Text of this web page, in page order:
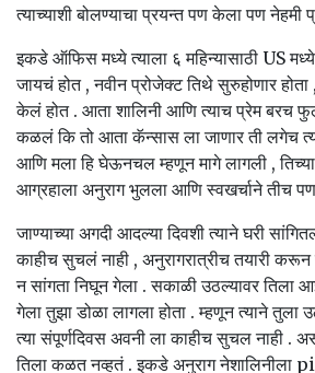
त्याच्याशी बोलण्याचा प्रयन्त पण केला पण नेहमी
इकडे ऑफिस मध्ये त्याला ६ महिन्यासाठी US
जायचं होत , नवीन प्रोजेक्ट तिथे सुरुहोणार
केलं होत . आता शालिनी आणि त्याच प्रेम बरच
कळलं कि तो आता कॅन्सास ला जाणार ती लगेच
आणि मला हि घेऊनचल म्हणून मागे लागली ,
आग्रहाला अनुराग भुलला आणि स्वखर्चाने तीच
जाण्याच्या अगदी आदल्या दिवशी त्याने घरी
काहीच सुचलं नाही , अनुरागरात्रीच तयारी
न सांगता निघून गेला . सकाळी उठल्यावर तिला
गेला तुझा डोळा लागला होता . म्हणून त्याने तुला
त्या संपूर्णदिवस अवनी ला काहीच सुचल नाही .
तिला कळत नव्हतं . इकडे अनुराग